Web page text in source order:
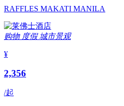
RAFFLES MAKATI MANILA
购物 度假 城市景观
¥
2,356
/起